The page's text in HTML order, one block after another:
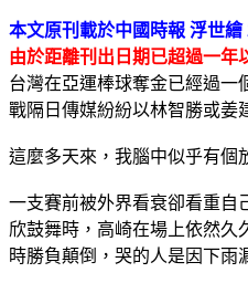
本文原刊載於中國時報 浮世繪
由於距離刊出日期已超過一年
台灣在亞運棒球奪金已經過一
戰隔日傳媒紛紛以林智勝或姜
這麼多天來，我腦中似乎有個
一支賽前被外界看衰卻看重自
欣鼓舞時，高崎在場上依然久
時勝負顛倒，哭的人是因下雨